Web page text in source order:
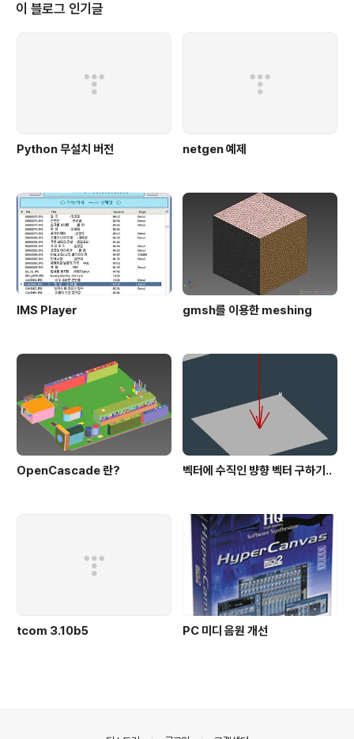
이 블로그 인기글
Python 무설치 버전 netgen 예제
IMS Player gmsh를 이용한 meshing
OpenCascade 란? 벡터에 수직인 뱡향 벡터 구하기..
tcom 3.10b5 PC 미디 음원 개선